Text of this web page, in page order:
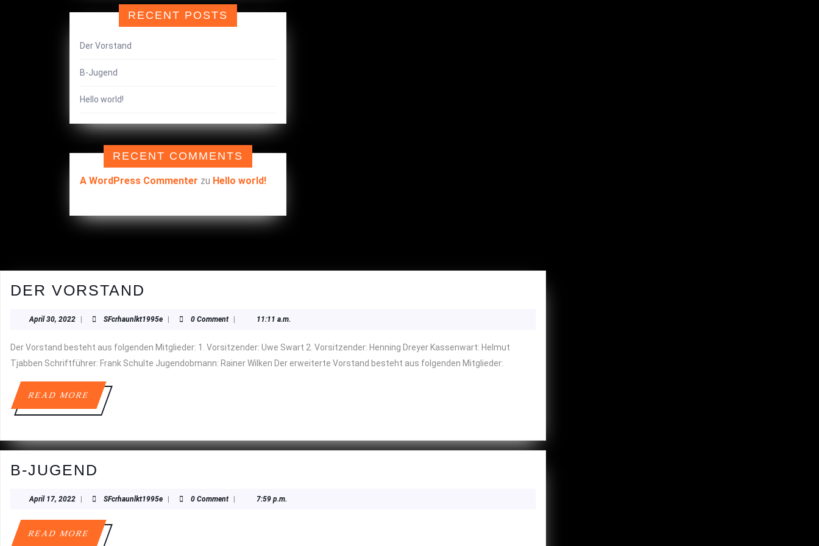
RECENT POSTS
Der Vorstand
B-Jugend
Hello world!
RECENT COMMENTS
A WordPress Commenter zu Hello world!
DER VORSTAND
April 30, 2022April
SFcrhaunlkt1995eSFcrhaunlkt1995e
0 Comment 11:11 a.m.
Der Vorstand besteht aus folgenden Mitglieder: 1. Vorsitzender: Uwe Swart 2. Vorsitzender: Henning Dreyer Kassenwart: Helmut
Tjabben Schriftführer: Frank Schulte Jugendobmann: Rainer Wilken Der erweiterte Vorstand besteht aus folgenden Mitglieder:
READ MOREREAD
MORE
B-JUGEND
April 17, 2022April
2022
SFcrhaunlkt1995eSFcrhaunlkt1995e
0 Comment 7:59 p.m.
READ MOREREAD